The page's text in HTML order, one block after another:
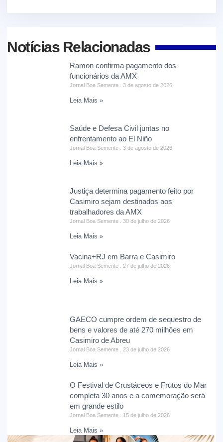
Notícias Relacionadas
Ramon confirma pagamento dos
funcionários da AMX
Jornal Boa Semente 3 de agosto de 2026
Leia Mais »
Saúde e Defesa Civil juntas no
enfrentamento ao El Niño
Jornal Boa Semente 3 de agosto de 2026
Leia Mais »
Justiça determina pagamento feito por
Casimiro sejam destinados aos
trabalhadores da AMX
Jornal Boa Semente 30 de julho de 2026
Leia Mais »
Vacina+RJ em Barra e Casimiro
Jornal Boa Semente 27 de julho de 2026
Leia Mais »
GAECO cumpre ordem de sequestro de
bens e valores de até 270 milhões em
Casimiro de Abreu
Jornal Boa Semente 23 de julho de 2026
Leia Mais »
O Festival de Crustáceos e Frutos do Mar
completa 30 anos e a comemoração será
em grande estilo
Jornal Boa Semente 15 de julho de 2026
Leia Mais »